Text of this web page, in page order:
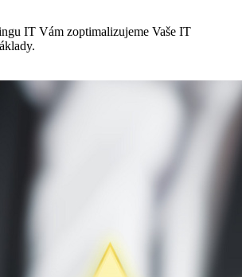
IT Vám zoptimalizujeme Vaše IT